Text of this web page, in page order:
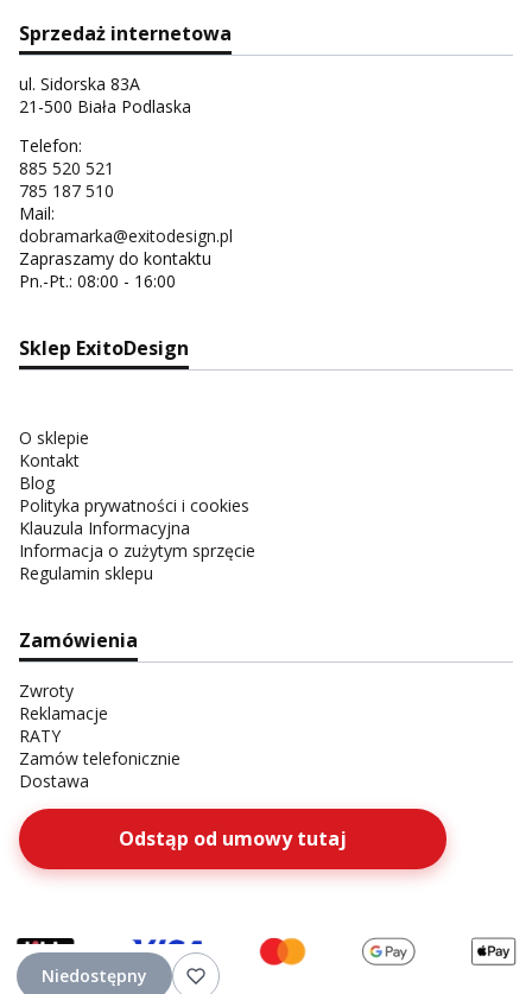
Sprzedaż internetowa
ul. Sidorska 83A
21-500 Biała Podlaska
Telefon:
885 520 521
785 187 510
Mail:
dobramarka@exitodesign.pl
Zapraszamy do kontaktu
Pn.-Pt.: 08:00 - 16:00
Sklep ExitoDesign
O sklepie
Kontakt
Blog
Polityka prywatności i cookies
Klauzula Informacyjna
Informacja o zużytym sprzęcie
Regulamin sklepu
Zamówienia
Zwroty
Reklamacje
RATY
Zamów telefonicznie
Dostawa
Odstąp od umowy tutaj
Niedostępny